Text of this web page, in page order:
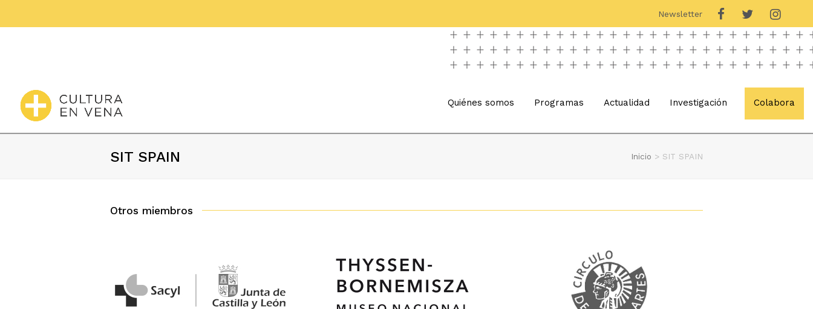
Newsletter
Quiénes somos Programas Actualidad Investigación Colabora
SIT SPAIN Inicio > SIT SPAIN
Otros miembros